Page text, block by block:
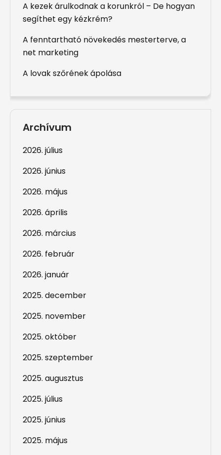
A kezek árulkodnak a korunkról – De hogyan
segíthet egy kézkrém?
A fenntartható növekedés mesterterve, a
net marketing
A lovak szőrének ápolása
Archívum
2026. július
2026. június
2026. május
2026. április
2026. március
2026. február
2026. január
2025. december
2025. november
2025. október
2025. szeptember
2025. augusztus
2025. július
2025. június
2025. május